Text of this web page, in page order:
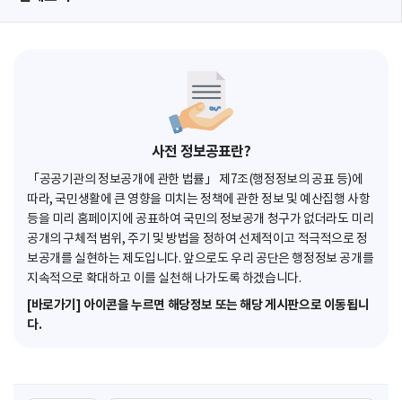
사전 정보공표란?
「공공기관의 정보공개에 관한 법률」 제7조(행정정보의 공표 등)에
따라, 국민생활에 큰 영향을 미치는 정책에 관한 정보 및 예산집행 사항
등을 미리 홈페이지에 공표하여 국민의 정보공개 청구가 없더라도 미리
공개의 구체적 범위, 주기 및 방법을 정하여 선제적이고 적극적으로 정
보공개를 실현하는 제도입니다. 앞으로도 우리 공단은 행정정보 공개를
지속적으로 확대하고 이를 실천해 나가도록 하겠습니다.
[바로가기] 아이콘을 누르면 해당정보 또는 해당 게시판으로 이동됩니
다.